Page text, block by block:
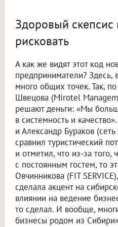
Здоровый скепсис
рисковать
А как же видят этот код
предприниматели? Здесь,
много общих точек. Так,
Швецова (Mirotel
решают деньги: «Мы
в системность и
и Александр Бураков
сравнил туристический
и отметил, что из-за того,
с постоянным гостем, то
Овчинникова (FIT
сделала акцент на
влиянии на ведение
то сделал. И вообще,
бизнесы родом из